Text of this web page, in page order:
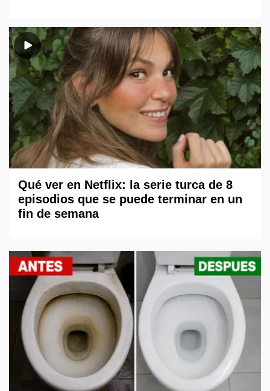
Qué ver en Netflix: la serie turca de 8
episodios que se puede terminar en un
fin de semana